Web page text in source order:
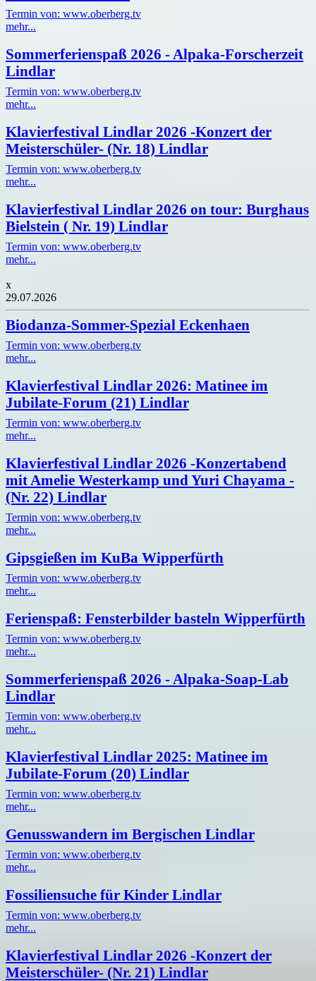
Termin von: www.oberberg.tv
mehr...
Sommerferienspaß 2026 - Alpaka-Forscherzeit
Lindlar
Termin von: www.oberberg.tv
mehr...
Klavierfestival Lindlar 2026 -Konzert der
Meisterschüler- (Nr. 18) Lindlar
Termin von: www.oberberg.tv
mehr...
Klavierfestival Lindlar 2026 on tour: Burghaus
Bielstein ( Nr. 19) Lindlar
Termin von: www.oberberg.tv
mehr...
x
29.07.2026
Biodanza-Sommer-Spezial Eckenhaen
Termin von: www.oberberg.tv
mehr...
Klavierfestival Lindlar 2026: Matinee im
Jubilate-Forum (21) Lindlar
Termin von: www.oberberg.tv
mehr...
Klavierfestival Lindlar 2026 -Konzertabend
mit Amelie Westerkamp und Yuri Chayama -
(Nr. 22) Lindlar
Termin von: www.oberberg.tv
mehr...
Gipsgießen im KuBa Wipperfürth
Termin von: www.oberberg.tv
mehr...
Ferienspaß: Fensterbilder basteln Wipperfürth
Termin von: www.oberberg.tv
mehr...
Sommerferienspaß 2026 - Alpaka-Soap-Lab
Lindlar
Termin von: www.oberberg.tv
mehr...
Klavierfestival Lindlar 2025: Matinee im
Jubilate-Forum (20) Lindlar
Termin von: www.oberberg.tv
mehr...
Genusswandern im Bergischen Lindlar
Termin von: www.oberberg.tv
mehr...
Fossiliensuche für Kinder Lindlar
Termin von: www.oberberg.tv
mehr...
Klavierfestival Lindlar 2026 -Konzert der
Meisterschüler- (Nr. 21) Lindlar